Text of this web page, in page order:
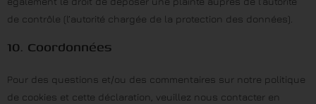
de contrôle (l’autorité chargée de la protection des données).
10. Coordonnées
Pour des questions et/ou des commentaires sur notre politique
de cookies et cette déclaration, veuillez nous contacter en